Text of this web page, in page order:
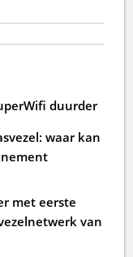
duurder
waar kan
met eerste
van